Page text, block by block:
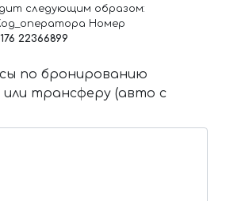
следующим образом:
Номер
22366899
по бронированию
или трансферу (авто с